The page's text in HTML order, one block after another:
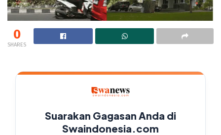
0
SHARES
Suarakan Gagasan Anda di
Swaindonesia.com